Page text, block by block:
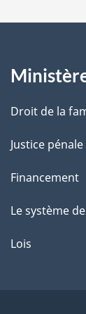
a
e
Droit de la
Justice pénale
Financement
Le système
Lois